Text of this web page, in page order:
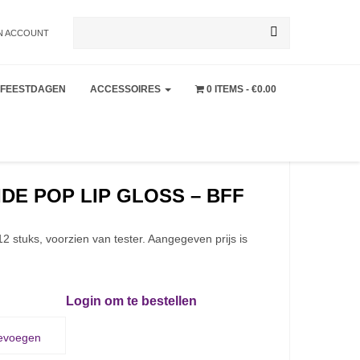
ACCOUNT
naar:
FEESTDAGEN ACCESSOIRES 0 ITEMS €0.00
POP LIP GLOSS – BFF
stuks, voorzien van tester. Aangegeven prijs is
Login om te bestellen